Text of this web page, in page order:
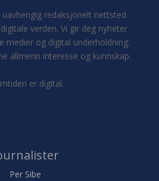
redaksjonelt nettsted
verden. Vi gir deg nyheter
medier og digital underholdning.
allmenn interesse og kunnskap.
er digital.
Per Sibe